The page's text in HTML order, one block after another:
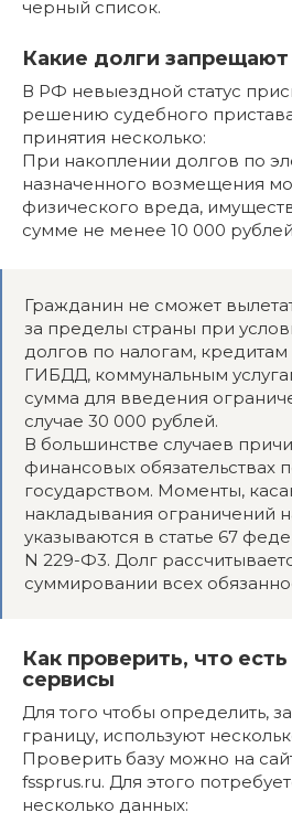
черный список.
Какие долги
В РФ невыездной статус
решению судебного
принятия несколько:
При накоплении долгов по
назначенного возмещения
физического вреда,
сумме не менее 10 000
Гражданин не сможет
за пределы страны при
долгов по налогам,
ГИБДД, коммунальным
сумма для введения
случае 30 000 рублей.
В большинстве случаев
финансовых обязательствах
государством. Моменты,
накладывания ограничений
указываются в статье 67
N 229-Ф3. Долг
суммировании всех
Как проверить, что
сервисы
Для того чтобы определить,
границу, используют
Проверить базу можно на
fssprus.ru. Для этого
несколько данных: